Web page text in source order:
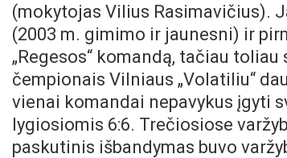
(mokytojas Vilius Rasimavičius).
(2003 m. gimimo ir jaunesni) ir
„Regesos“ komandą, tačiau
čempionais Vilniaus „Volatiliu“
vienai komandai nepavykus įgyti
lygiosiomis 6:6. Trečiosiose
paskutinis išbandymas buvo